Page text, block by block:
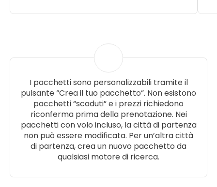
I pacchetti sono personalizzabili tramite il
pulsante “Crea il tuo pacchetto”. Non esistono
pacchetti “scaduti” e i prezzi richiedono
riconferma prima della prenotazione. Nei
pacchetti con volo incluso, la città di partenza
non può essere modificata. Per un’altra città
di partenza, crea un nuovo pacchetto da
qualsiasi motore di ricerca.